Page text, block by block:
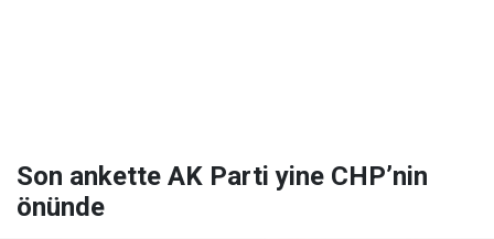
Son ankette AK Parti yine CHP’nin
önünde